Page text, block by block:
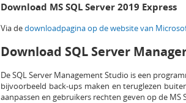
Download MS SQL Server 2019 Express
Via dedownloadpagina op de website van
Download SQL Server
De SQL Server Management Studio is een
bijvoorbeeld back-ups maken en teruglezen
aanpassen en gebruikers rechten geven op de MS